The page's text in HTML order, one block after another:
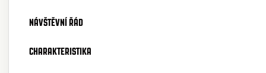
NÁVŠTĚVNÍ ŘÁD
CHARAKTERISTIKA